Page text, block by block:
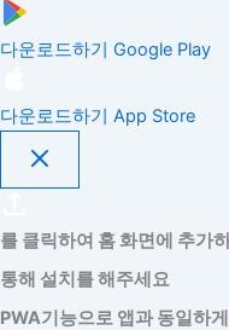
다운로드하기 Google Play
다운로드하기 App Store
를 클릭하여 홈 화면에 추가
통해 설치를 해주세요
PWA기능으로 앱과 동일하